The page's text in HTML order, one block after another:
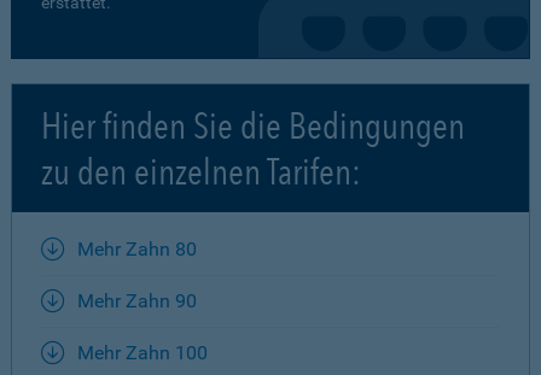
Hier finden Sie die Bedingungen
zu den einzelnen Tarifen:
Mehr Zahn 80
Mehr Zahn 90
Mehr Zahn 100